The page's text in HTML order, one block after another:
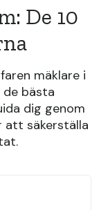
De 10
mäklare i
de bästa
dig genom
att säkerställa